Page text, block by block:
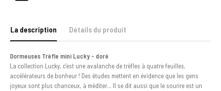
La description Détails du produit
Dormeuses Trèfle mini Lucky - doré
La collection Lucky, c’est une avalanche de trèfles à quatre feuilles,
accélérateurs de bonheur ! Des études mettent en évidence que les gens
joyeux sont plus chanceux, à méditer... Il se dit aussi que le sourire est un